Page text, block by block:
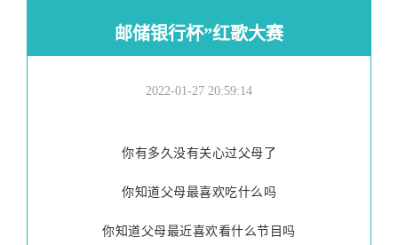
邮储银行杯”红歌大赛
2022-01-27 20:59:14
你有多久没有关心过父母了
你知道父母最喜欢吃什么吗
你知道父母最近喜欢看什么节目吗